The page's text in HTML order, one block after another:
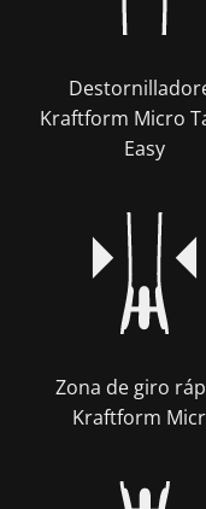
Kraftform Micro
Easy
Zona de giro
Kraftform